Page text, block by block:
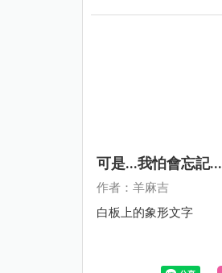
可是...我怕會忘記...
作者：羊麻吉
白板上的象形文字